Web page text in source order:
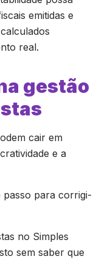
emitidas e
real.
gestão
cair em
e a
passo para corrigi-
no Simples
sem saber que